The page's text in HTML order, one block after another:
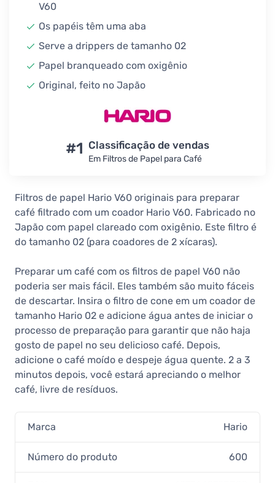
V60
Os papéis têm uma aba
Serve a drippers de tamanho 02
Papel branqueado com oxigênio
Original, feito no Japão
#1 Classificação de vendas
Em Filtros de Papel para Café
Filtros de papel Hario V60 originais para preparar
café filtrado com um coador Hario V60. Fabricado no
Japão com papel clareado com oxigênio. Este filtro é
do tamanho 02 (para coadores de 2 xícaras).
Preparar um café com os filtros de papel V60 não
poderia ser mais fácil. Eles também são muito fáceis
de descartar. Insira o filtro de cone em um coador de
tamanho Hario 02 e adicione água antes de iniciar o
processo de preparação para garantir que não haja
gosto de papel no seu delicioso café. Depois,
adicione o café moído e despeje água quente. 2 a 3
minutos depois, você estará apreciando o melhor
café, livre de resíduos.
Marca Hario
Número do produto 600